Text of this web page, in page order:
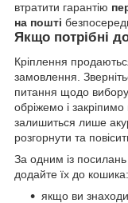
втратити гарантію
на пошті
Якщо потрібні
Кріплення
замовлення.
питання щодо
обріжемо і
залишиться лише
розгорнути та
За одним із посилань
додайте їх до кошика:
якщо ви